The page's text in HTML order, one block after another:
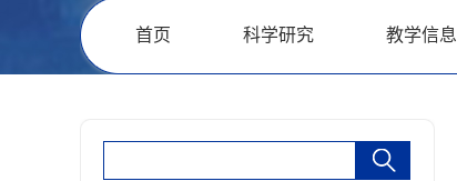
首页 科学研究 教学信息